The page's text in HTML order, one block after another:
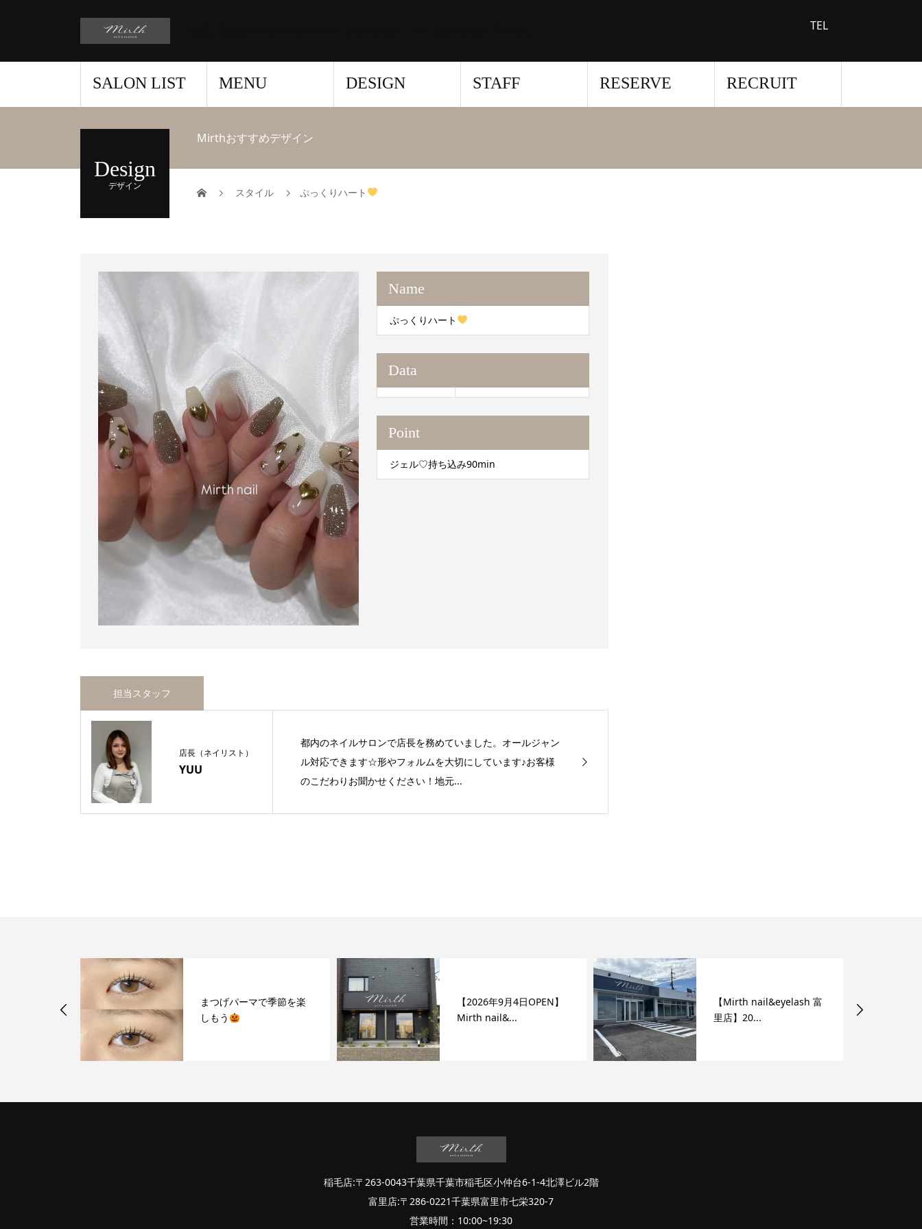
TEL
SALON LIST MENU DESIGN STAFF RESERVE RECRUIT
Design
デザイン
Mirthおすすめデザイン
スタイル ぷっくりハート
Name
ぷっくりハート
Data
Point
ジェル♡持ち込み90min
担当スタッフ
店長（ネイリスト）
YUU
都内のネイルサロンで店長を務めていました。オールジャン
ル対応できます☆形やフォルムを大切にしています♪お客様
のこだわりお聞かせください！地元...
まつげパーマで季節を楽
しもう
【2026年9月4日OPEN】
Mirth nail&...
【Mirth nail&eyelash 富
里店】20...
稲毛店:〒263-0043千葉県千葉市稲毛区小仲台6-1-4北澤ビル2階
富里店:〒286-0221千葉県富里市七栄320-7
営業時間：10:00~19:30